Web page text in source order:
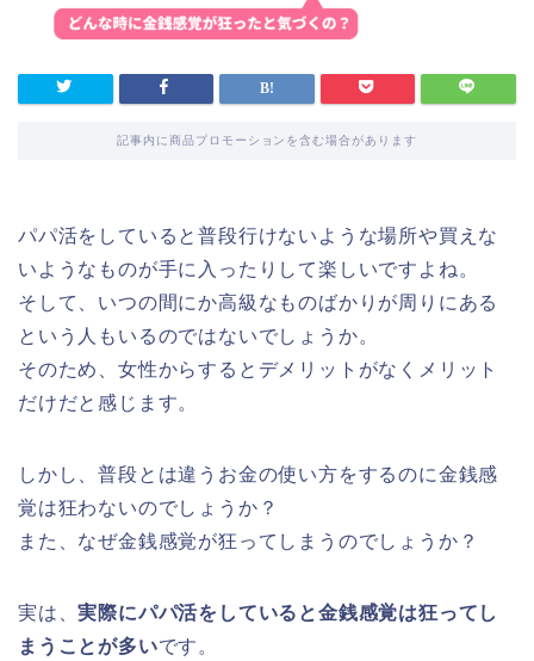
記事内に商品プロモーションを含む場合があります
パパ活をしていると普段行けないような場所や買えな
いようなものが手に入ったりして楽しいですよね。
そして、いつの間にか高級なものばかりが周りにある
という人もいるのではないでしょうか。
そのため、女性からするとデメリットがなくメリット
だけだと感じます。
しかし、普段とは違うお金の使い方をするのに金銭感
覚は狂わないのでしょうか？
また、なぜ金銭感覚が狂ってしまうのでしょうか？
実は、実際にパパ活をしていると金銭感覚は狂ってし
まうことが多いです。